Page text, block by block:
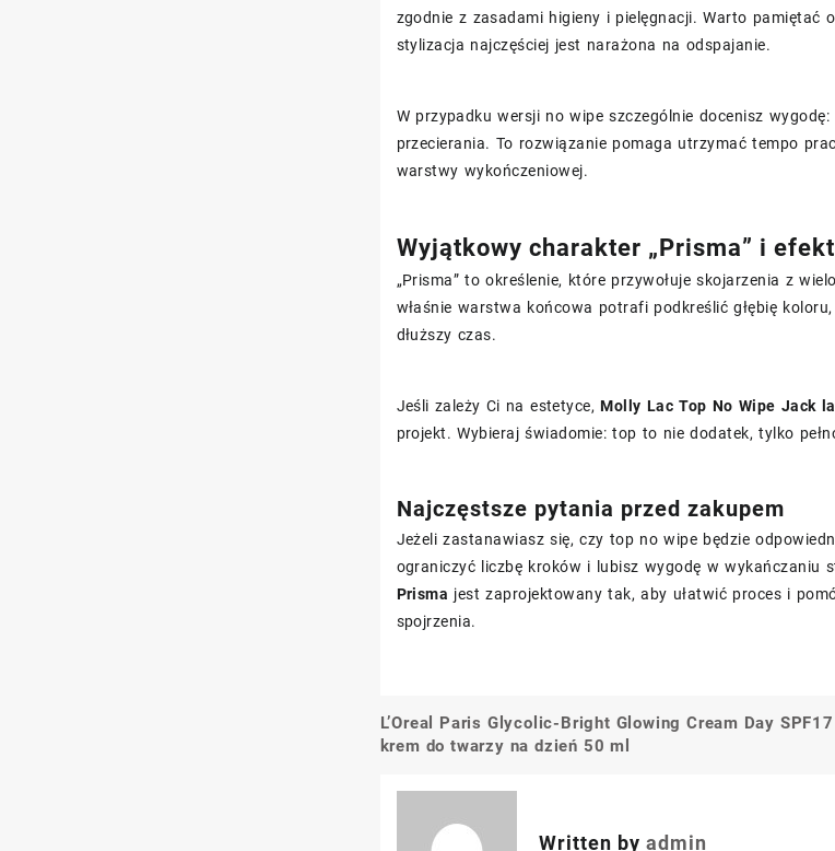
zgodnie z zasadami higieny i pielęgnacji. Warto pamiętać
stylizacja najczęściej jest narażona na odspajanie.
W przypadku wersji no wipe szczególnie docenisz
przecierania. To rozwiązanie pomaga utrzymać tempo
warstwy wykończeniowej.
Wyjątkowy charakter „Prisma” i
„Prisma” to określenie, które przywołuje skojarzenia z
właśnie warstwa końcowa potrafi podkreślić głębię
dłuższy czas.
Jeśli zależy Ci na estetyce,Molly Lac Top No Wipe Jack
projekt. Wybieraj świadomie: top to nie dodatek, tylko
Najczęstsze pytania przed zakupem
Jeżeli zastanawiasz się, czy top no wipe będzie
ograniczyć liczbę kroków i lubisz wygodę w wykańczaniu
Prisma jest zaprojektowany tak, aby ułatwić proces i
spojrzenia.
Nawigacja
L’Oreal Paris Glycolic-Bright Glowing Cream Day SPF17
krem do twarzy na dzień 50 ml
Written by admin